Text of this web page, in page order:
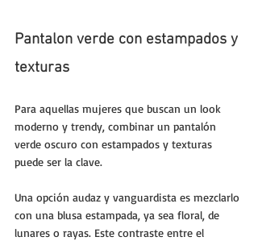
Pantalon verde con estampados y
texturas
Para aquellas mujeres que buscan un look
moderno y trendy, combinar un pantalón
verde oscuro con estampados y texturas
puede ser la clave.
Una opción audaz y vanguardista es mezclarlo
con una blusa estampada, ya sea floral, de
lunares o rayas. Este contraste entre el